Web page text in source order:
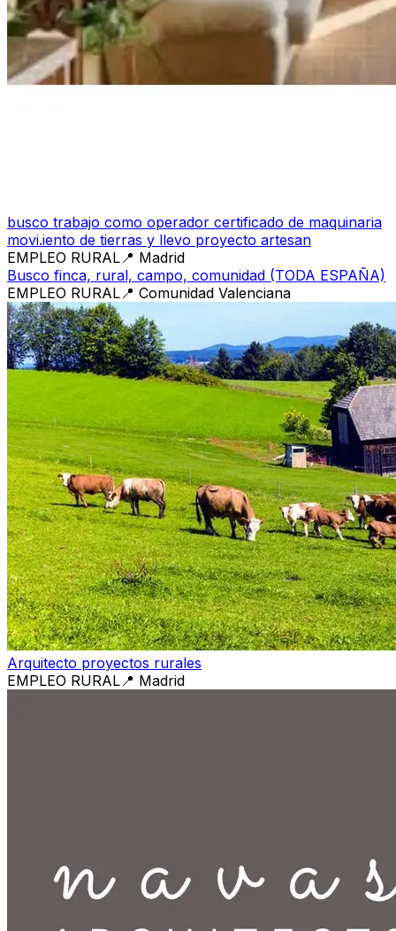
busco trabajo como operador certificado de maquinaria
movi.iento de tierras y llevo proyecto artesan
EMPLEO RURAL 📍 Madrid
Busco finca, rural, campo, comunidad (TODA ESPAÑA)
EMPLEO RURAL 📍 Comunidad Valenciana
Arquitecto proyectos rurales
EMPLEO RURAL 📍 Madrid